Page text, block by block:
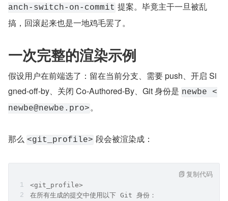
anch-switch-on-commit 提案。毕竟主干一旦被乱
搞，回滚起来也是一地鸡毛罢了。
一次完整的渲染示例
假设用户在前端选了：留在当前分支、需要 push、开启 Si
gned-off-by、关闭 Co-Authored-By、Git 身份是 newbe <
newbe@newbe.pro>。
那么 <git_profile> 段会被渲染成：
<git_profile>
在所有生成的提交中使用以下 Git 身份：
复制代码